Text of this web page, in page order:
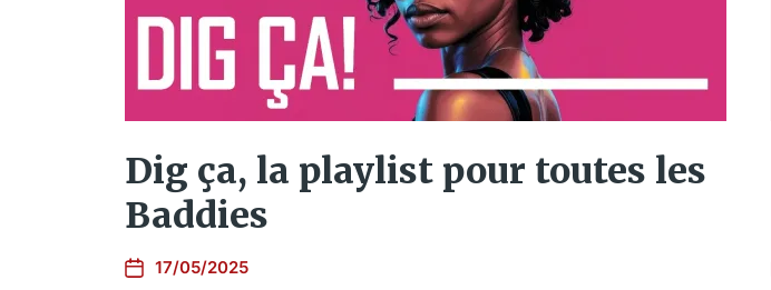
Dig ça, la playlist pour toutes les
Baddies
17/05/2025